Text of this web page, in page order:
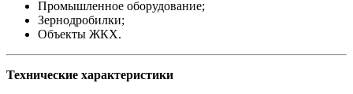
Промышленное оборудование;
Зернодробилки;
Объекты ЖКХ.
Технические характеристики